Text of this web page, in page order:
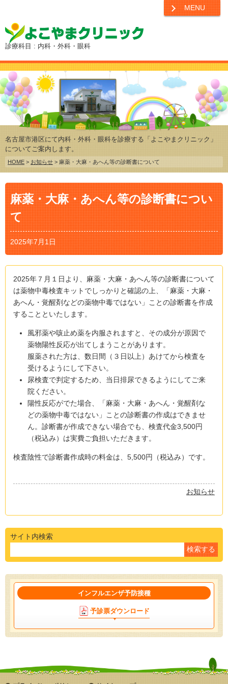
診療科目 : 内科・外科・眼科
名古屋市港区にて内科・外科・眼科を診療する「よこやまクリニック」
についてご案内します。
HOME > お知らせ > 麻薬・大麻・あへん等の診断書について
麻薬・大麻・あへん等の診断書につい
て
2025年7月1日
2025年７月１日より、麻薬・大麻・あへん等の診断書について
は薬物中毒検査キットでしっかりと確認の上、「麻薬・大麻・
あへん・覚醒剤などの薬物中毒ではない」ことの診断書を作成
することといたします。
風邪薬や咳止め薬を内服されますと、その成分が原因で
薬物陽性反応が出てしまうことがあります。
服薬された方は、数日間（３日以上）あけてから検査を
受けるようにして下さい。
尿検査で判定するため、当日排尿できるようにしてご来
院ください。
陽性反応がでた場合、「麻薬・大麻・あへん・覚醒剤な
どの薬物中毒ではない」ことの診断書の作成はできませ
ん。診断書が作成できない場合でも、検査代金3,500円
（税込み）は実費ご負担いただきます。
検査陰性で診断書作成時の料金は、5,500円（税込み）です。
お知らせ
MENU
サイト内検索
インフルエンザ予防接種
予診票ダウンロード